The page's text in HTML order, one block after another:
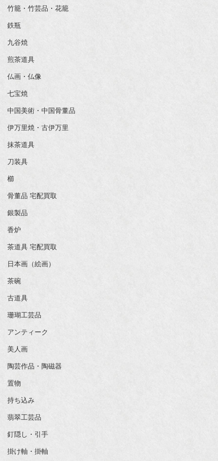
竹籠・竹芸品・花籠
鉄瓶
九谷焼
煎茶道具
仏画・仏像
七宝焼
中国美術・中国骨董品
伊万里焼・古伊万里
抹茶道具
刀装具
櫛
骨董品 宅配買取
銀製品
香炉
茶道具 宅配買取
日本画（絵画）
茶碗
古道具
珊瑚工芸品
アンティーク
美人画
陶芸作品・陶磁器
置物
持ち込み
翡翠工芸品
釘隠し・引手
掛け軸・掛軸